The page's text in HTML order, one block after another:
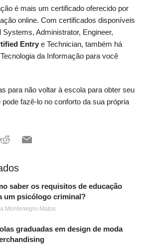
é mais um certificado oferecido por
online. Com certificados disponíveis
Administrator, Engineer,
Entry e Technician, também há
da Informação para você
para não voltar à escola para obter seu
fazê-lo no conforto da sua própria
saber os requisitos de educação
um psicólogo criminal?
Montenegro Matos
graduadas em design de moda